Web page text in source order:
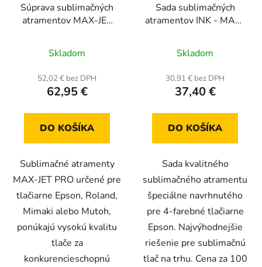
Súprava sublimačných
atramentov MAX-JET
Skladom
52,02 € bez DPH
62,95 €
DO KOŠÍKA
Sublimačné atramenty
MAX-JET PRO určené pre
tlačiarne Epson, Roland,
Mimaki alebo Mutoh,
ponúkajú vysokú kvalitu
tlače za
konkurencieschopnú
Sada sublimačných
atramentov INK - MATE
hodnotenie
produktu
je
z
Skladom
30,91 € bez DPH
37,40 €
DO KOŠÍKA
Sada kvalitného
sublimačného atramentu
špeciálne navrhnutého
pre 4-farebné tlačiarne
Epson. Najvýhodnejšie
riešenie pre sublimačnú
tlač na trhu. Cena za 100